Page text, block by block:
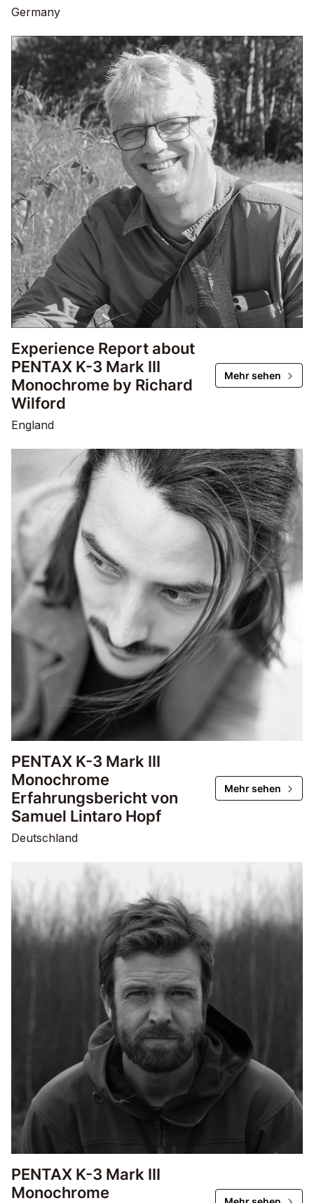
Germany
Experience Report about
PENTAX K-3 Mark III
Monochrome by Richard
Wilford
Mehr sehen
England
PENTAX K-3 Mark III
Monochrome
Erfahrungsbericht von
Samuel Lintaro Hopf
Mehr sehen
Deutschland
PENTAX K-3 Mark III
Monochrome